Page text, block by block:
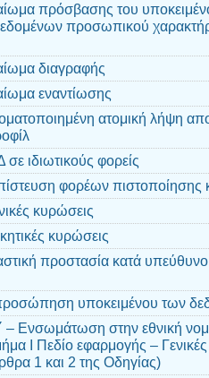
πρόσβασης του
προσωπικού
διαγραφής
εναντίωσης
ατομική λήψη
ιδιωτικούς φορείς
φορέων πιστοποίησης
κυρώσεις
κυρώσεις
προστασία κατά
υποκειμένου των
Ενσωμάτωση στην εθνική
I Πεδίο εφαρμογής –
1 και 2 της Οδηγίας)